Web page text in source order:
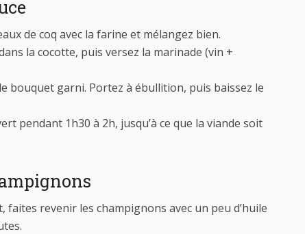
de coq avec la farine et mélangez bien.
la cocotte, puis versez la marinade (vin +
bouquet garni. Portez à ébullition, puis baissez le
pendant 1h30 à 2h, jusqu’à ce que la viande soit
faites revenir les champignons avec un peu d’huile